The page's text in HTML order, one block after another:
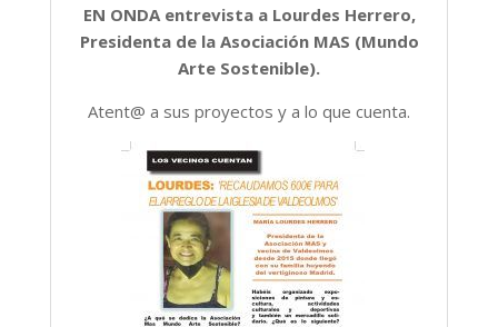
EN ONDA entrevista a Lourdes Herrero,
Presidenta de la Asociación MAS (Mundo
Arte Sostenible).
Atent@ a sus proyectos y a lo que cuenta.